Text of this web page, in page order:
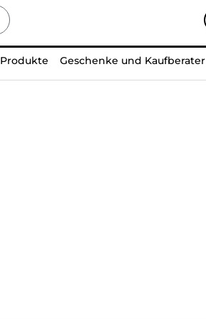
Geschenke und Kaufberater